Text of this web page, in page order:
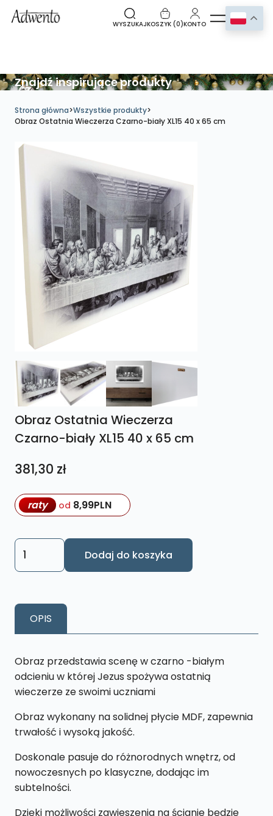
WYSZUKAJKOSZYK (0)KONTO
Znajdź inspirujące produkty
Strona główna>Wszystkie produkty>
Obraz Ostatnia Wieczerza Czarno-biały XL15 40 x 65 cm
Obraz Ostatnia Wieczerza
Czarno-biały XL15 40 x 65 cm
381,30 zł
raty od 8,99PLN
ilość
Obraz
Czarno-
biały
40
x
65
Dodaj do koszyka
OPIS
Obraz przedstawia scenę w czarno -białym
odcieniu w której Jezus spożywa ostatnią
wieczerze ze swoimi uczniami
Obraz wykonany na solidnej płycie MDF, zapewnia
trwałość i wysoką jakość.
Doskonale pasuje do różnorodnych wnętrz, od
nowoczesnych po klasyczne, dodając im
subtelności.
Dzięki możliwości zawieszenia na ścianie będzie